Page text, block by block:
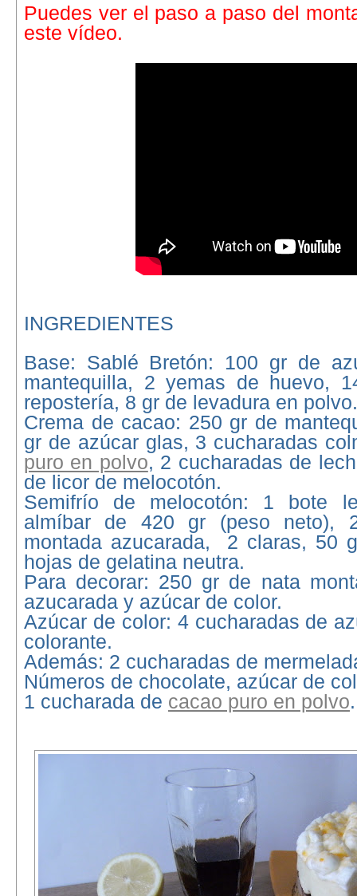
Puedes ver el paso a paso del
este vídeo.
INGREDIENTES
Base: Sablé Bretón: 100 gr de
mantequilla, 2 yemas de huevo,
repostería, 8 gr de levadura en polvo.
Crema de cacao: 250 gr de
gr de azúcar glas, 3 cucharadas
puro en polvo, 2 cucharadas de
de licor de melocotón.
Semifrío de melocotón: 1 bote
almíbar de 420 gr (peso neto),
montada azucarada, 2 claras, 50
hojas de gelatina neutra.
Para decorar: 250 gr de nata
azucarada y azúcar de color.
Azúcar de color: 4 cucharadas de
colorante.
Además: 2 cucharadas de
Números de chocolate, azúcar de
1 cucharada de cacao puro en polvo.